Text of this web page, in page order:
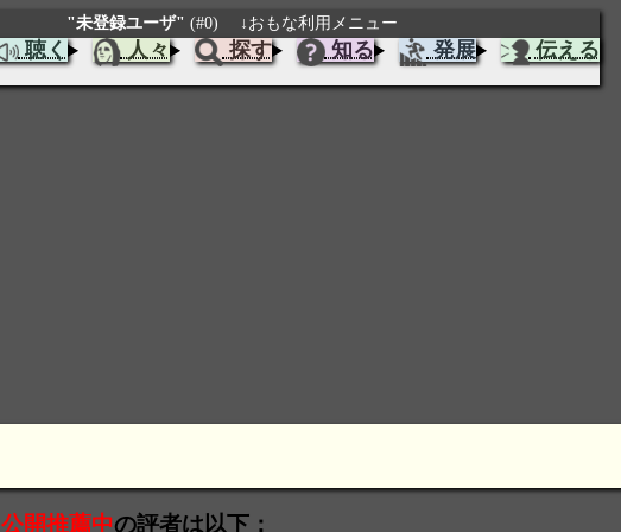
"未登録ユーザ" (#0) ↓おもな利用メニュー
聴く 人々 探す 知る 発展 伝える
公開推薦中の評者は以下：